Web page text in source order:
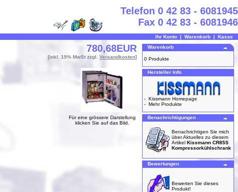
Telefon 0 42 83 - 6081945
Fax 0 42 83 - 6081946
Ihr Konto | Warenkorb | Kasse
780,68EUR
[inkl. 19% MwSt zzgl. Versandkosten]
Für eine grössere Darstellung
klicken Sie auf das Bild.
Warenkorb
0 Produkte
Hersteller Info
- Kissmann Homepage
- Mehr Produkte
Benachrichtigungen
Benachrichtigen Sie mich
über Aktuelles zu diesem
Artikel Kissmann CR85S
Kompressorkühlschrank
Bewertungen
Bewerten Sie dieses
Produkt!